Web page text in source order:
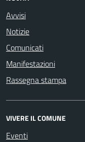
Avvisi
Notizie
Comunicati
Manifestazioni
Rassegna stampa
VIVERE IL COMUNE
Eventi